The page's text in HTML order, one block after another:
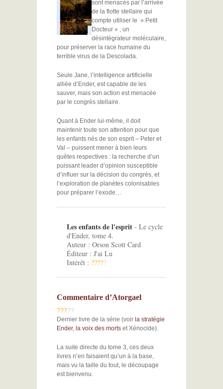
sont menacés par l’arrivée
de la flotte stellaire qui
compte utiliser le » Petit
Docteur « , un
désintégrateur moléculaire,
pour préserver la race humaine du
terrible virus de la Descolada.
Seule Jane, l’intelligence artificielle
alliée d’Ender, est capable de les
sauver, mais son action est menacée
par le congrès stellaire.
Quant à Ender lui-même, il doit
maintenir toute son attention pour que
les enfants nés de son esprit – Peter et
Val – puissent mener à bien leurs
quêtes respectives : la recherche d’un
puissant leader d’opinion susceptible
d’influer sur la décision du congrès, et
l’exploration de planètes colonisables
pour préparer l’exode…
Les enfants de l'esprit - Le cycle
d'Ender, tome 4.
Auteur : Orson Scott Card
Éditeur : J'ai Lu
Intérêt : ?????
Commentaire d’Atorgael
?????
Dernier livre de la série (voir la stratégie
Ender, la voix des morts et Xénocide).
La suite directe du tome 3, ces deux
livres n’en faisaient qu’un à la base,
mais vu la taille du tout, le découpage
est bienvenu.